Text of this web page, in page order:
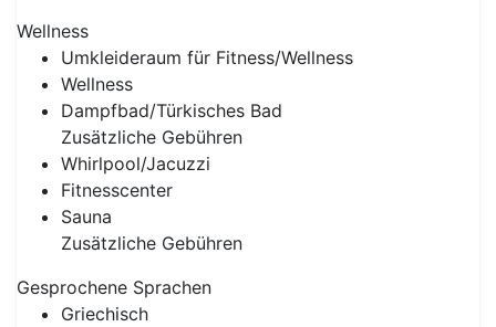
Wellness
Umkleideraum für Fitness/Wellness
Wellness
Dampfbad/Türkisches Bad
Zusätzliche Gebühren
Whirlpool/Jacuzzi
Fitnesscenter
Sauna
Zusätzliche Gebühren
Gesprochene Sprachen
Griechisch